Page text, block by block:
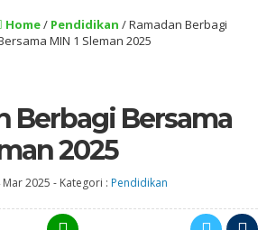
Home/ Pendidikan /Ramadan Berbagi
MIN 1 Sleman 2025
Berbagi Bersama
2025
Mar 2025 - Kategori : Pendidikan